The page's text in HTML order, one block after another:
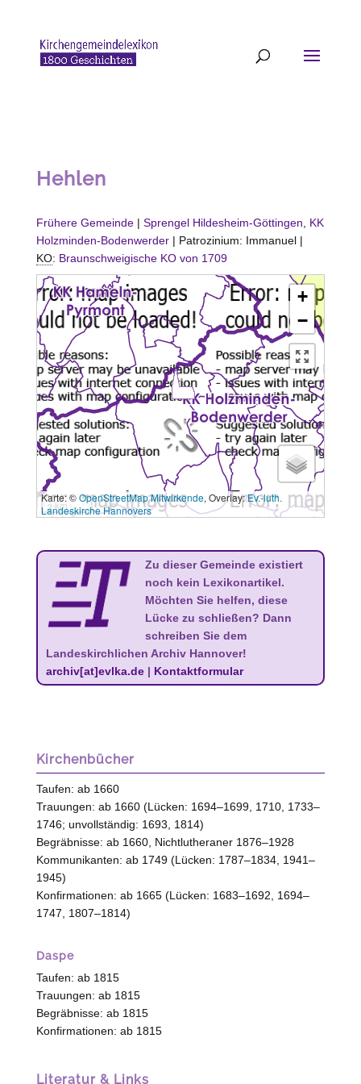
Hehlen
Frühere Gemeinde| Sprengel Hildesheim-Göttingen
KK
Holzminden-Bodenwerder| Patrozinium: Immanuel |
KO: Braunschweigische KO von 1709
+
−
3 km
Karte: ©OpenStreetMap Mitwirkende, Overlay:Ev.-luth.
Landeskirche Hannovers
Zu dieser Gemeinde existiert
noch kein Lexikonartikel.
Möchten Sie helfen, diese
Lücke zu schließen? Dann
schreiben Sie dem
Landeskirchlichen Archiv Hannover!
archiv[at]evlka.de| Kontaktformular
Kirchenbücher
Taufen: ab 1660
Trauungen: ab 1660 (Lücken: 1694–1699, 1710, 1733–
1746; unvollständig: 1693, 1814)
Begräbnisse: ab 1660, Nichtlutheraner 1876–1928
Kommunikanten: ab 1749 (Lücken: 1787–1834, 1941–
1945)
Konfirmationen: ab 1665 (Lücken: 1683–1692, 1694–
1747, 1807–1814)
Daspe
Taufen: ab 1815
Trauungen: ab 1815
Begräbnisse: ab 1815
Konfirmationen: ab 1815
Literatur & Links